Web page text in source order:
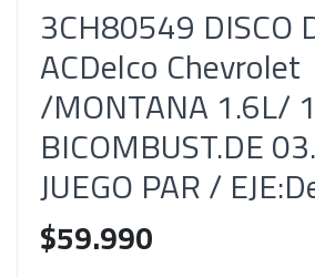
3CH80549 DISCO
ACDelco Chevrolet
/MONTANA 1.6L/
BICOMBUST.DE
JUEGO PAR /
$59.990